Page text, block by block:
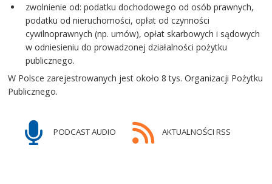
zwolnienie od: podatku dochodowego od osób prawnych,
podatku od nieruchomości, opłat od czynności
cywilnoprawnych (np. umów), opłat skarbowych i sądowych
w odniesieniu do prowadzonej działalności pożytku
publicznego.
W Polsce zarejestrowanych jest około 8 tys. Organizacji Pożytku
Publicznego.
PODCAST AUDIO AKTUALNOŚCI RSS